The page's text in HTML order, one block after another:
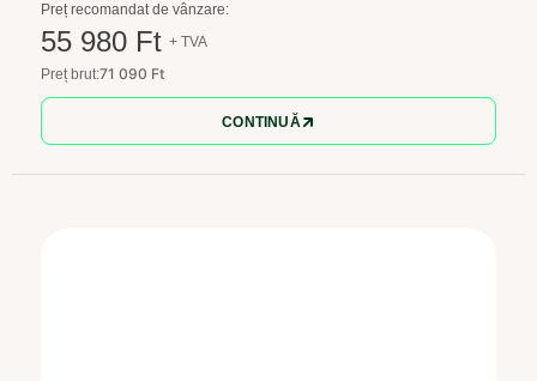
Preț recomandat de vânzare:
55 980 Ft + TVA
Preț brut:71 090 Ft
CONTINUĂ